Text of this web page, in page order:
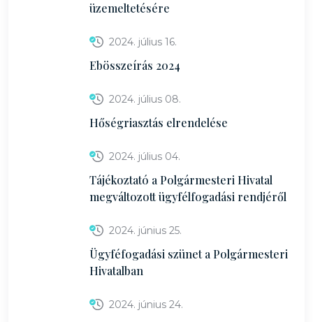
üzemeltetésére
2024. július 16.
Ebösszeírás 2024
2024. július 08.
Hőségriasztás elrendelése
2024. július 04.
Tájékoztató a Polgármesteri Hivatal
megváltozott ügyfélfogadási rendjéről
2024. június 25.
Ügyféfogadási szünet a Polgármesteri
Hivatalban
2024. június 24.